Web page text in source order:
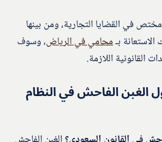
في القضايا التجارية، ومن بينها
بـمحامي في الرياض، وسوف
القانونية اللازمة.
الغبن الفاحش في النظام